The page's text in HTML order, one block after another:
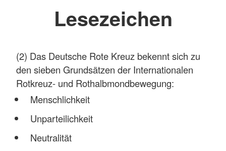
Lesezeichen
(2) Das Deutsche Rote Kreuz bekennt sich zu
den sieben Grundsätzen der Internationalen
Rotkreuz- und Rothalbmondbewegung:
Menschlichkeit
Unparteilichkeit
Neutralität